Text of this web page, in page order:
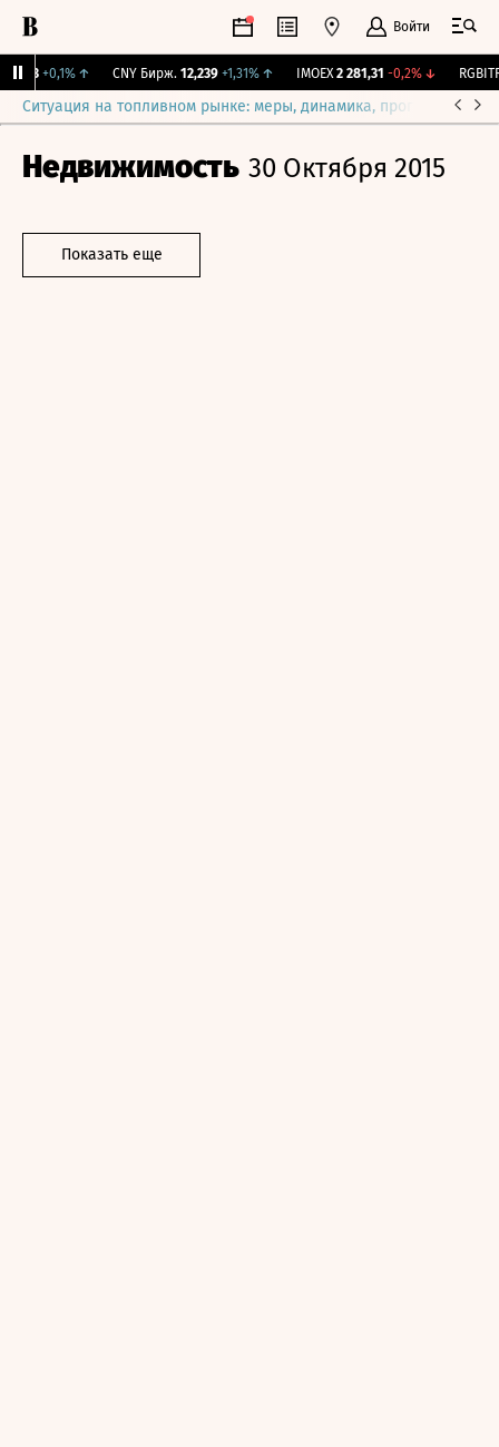
Войти
+0,1% ↑ CNY Бирж. 12,239 +1,31% ↑ IMOEX 2 281,31 -0,2%↓ RGBITR
Ситуация на топливном рынке: меры, динамика, прогнозы
Недвижимость 30 Октября 2015
Показать еще